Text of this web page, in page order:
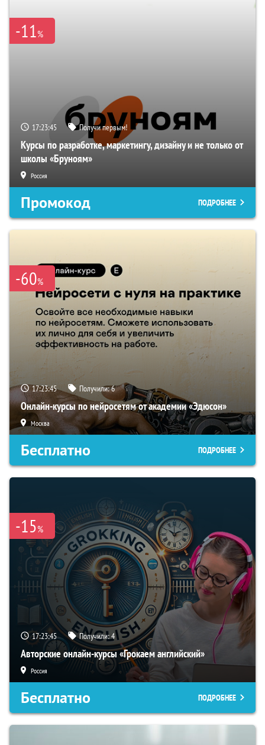
-11%
17:23:45 Получи первым!
Курсы по разработке, маркетингу, дизайну и не только от
школы «Бруноям»
Россия
Промокод ПОДРОБНЕЕ
-60%
17:23:45 Получили:6
Онлайн-курсы по нейросетям от академии «Эдюсон»
Москва
Бесплатно ПОДРОБНЕЕ
-15%
17:23:45 Получили:4
Авторские онлайн-курсы «Грокаем английский»
Россия
Бесплатно ПОДРОБНЕЕ